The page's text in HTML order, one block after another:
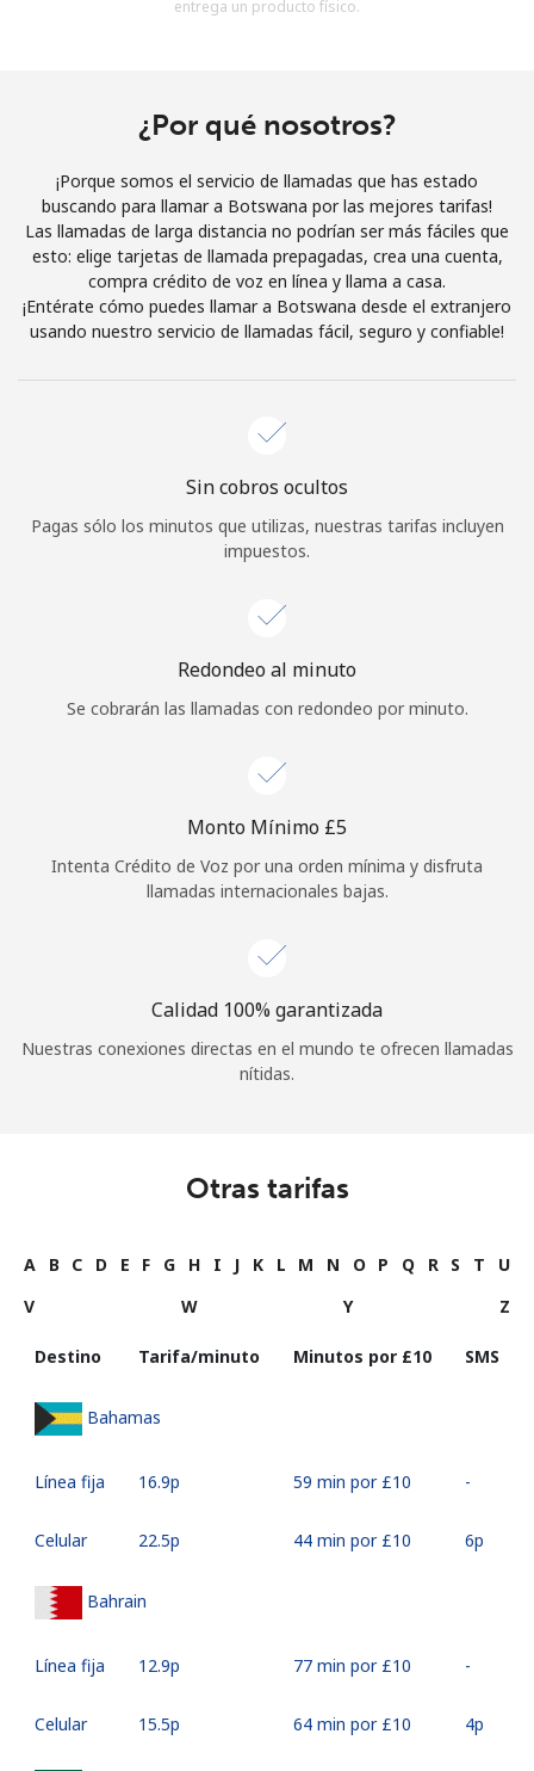
Al abrir una cuenta en este sitio web, estoy de acuerdo con
Únete
¡Hola!
Inicia sesión o REGÍSTRATE →
¿Olvidaste tu contraseña? →
Iniciar Sesión
entrega un producto físico.
¿Por qué nosotros?
¡Porque somos el servicio de llamadas que has estado
buscando para llamar a Botswana por las mejores tarifas!
Las llamadas de larga distancia no podrían ser más fáciles que
esto: elige tarjetas de llamada prepagadas, crea una cuenta,
compra crédito de voz en línea y llama a casa.
¡Entérate cómo puedes llamar a Botswana desde el extranjero
usando nuestro servicio de llamadas fácil, seguro y confiable!
Sin cobros ocultos
Pagas sólo los minutos que utilizas, nuestras tarifas incluyen
impuestos.
Redondeo al minuto
Se cobrarán las llamadas con redondeo por minuto.
Monto Mínimo ⁦£5⁩
Intenta Crédito de Voz por una orden mínima y disfruta
llamadas internacionales bajas.
Calidad 100% garantizada
Nuestras conexiones directas en el mundo te ofrecen llamadas
nítidas.
Otras tarifas
A B C D E F G H I J K L M N O P Q R S T
U
V
W Y Z
Destino Tarifa/minuto Minutos por ⁦£10⁩ SMS
Bahamas
Línea fija ⁦16.9p⁩ 59 min por ⁦£10⁩ -
Celular ⁦22.5p⁩ 44 min por ⁦£10⁩ ⁦6p⁩
Bahrain
Línea fija ⁦12.9p⁩ 77 min por ⁦£10⁩ -
Celular ⁦15.5p⁩ 64 min por ⁦£10⁩ ⁦4p⁩